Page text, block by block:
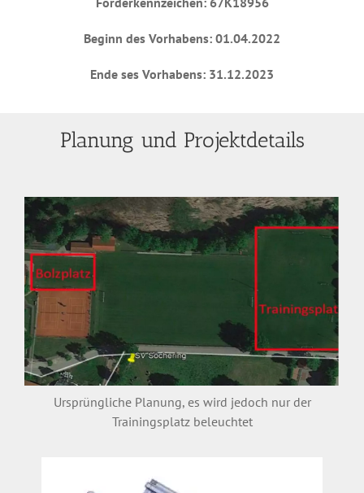
Beginn des Vorhabens: 01.04.2022
Ende ses Vorhabens: 31.12.2023
Planung und Projektdetails
Ursprüngliche Planung, es wird jedoch nur der
Trainingsplatz beleuchtet